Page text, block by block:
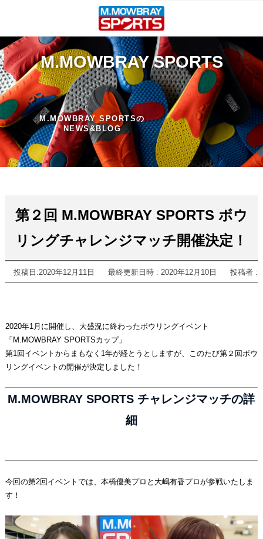
M.MOWBRAY SPORTS
M.MOWBRAY SPORTSの
NEWS&BLOG
第２回 M.MOWBRAY SPORTS ボウ
リングチャレンジマッチ開催決定！
投稿日:2020年12月11日 最終更新日時 : 2020年12月10日 投稿者 :
2020年1月に開催し、大盛況に終わったボウリングイベント
「M.MOWBRAY SPORTSカップ」
第1回イベントからまもなく1年が経とうとしますが、このたび第２回ボウ
リングイベントの開催が決定しました！
M.MOWBRAY SPORTS チャレンジマッチの詳
細
今回の第2回イベントでは、本橋優美プロと大嶋有香プロが参戦いたしま
す！